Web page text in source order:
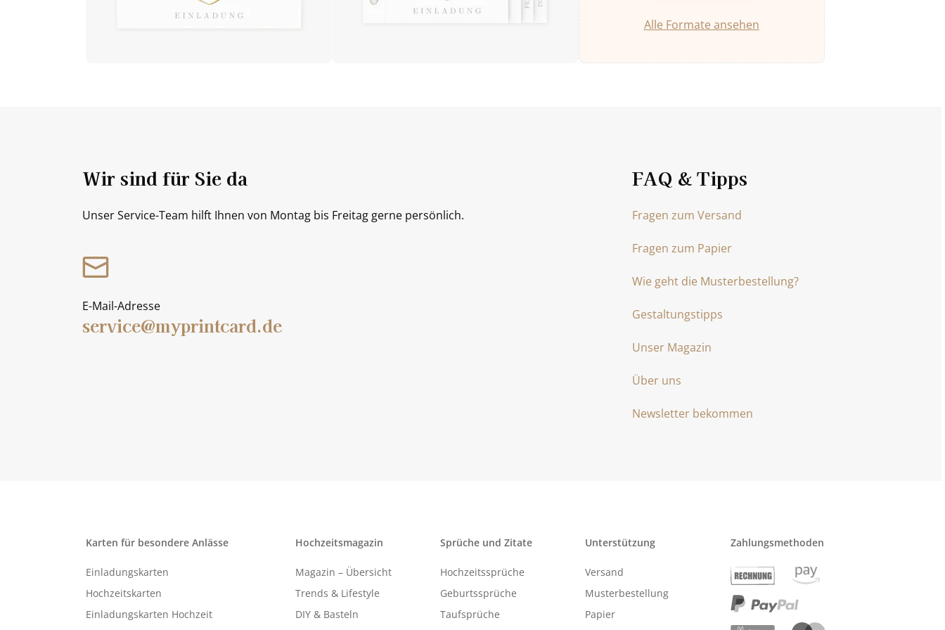
Alle Formate ansehen
FAQ & Tipps
Fragen zum Versand
Fragen zum Papier
Wie geht die Musterbestellung?
Gestaltungstipps
Unser Magazin
Über uns
Newsletter bekommen
Wir sind für Sie da
Unser Service-Team hilft Ihnen von Montag bis Freitag gerne persönlich.
E-Mail-Adresse
service@myprintcard.de
Karten für besondere Anlässe
Einladungskarten
Hochzeitskarten
Einladungskarten Hochzeit
Hochzeitsmagazin
Magazin – Übersicht
Trends & Lifestyle
DIY & Basteln
Sprüche und Zitate
Hochzeitssprüche
Geburtssprüche
Taufsprüche
Unterstützung
Versand
Musterbestellung
Papier
Zahlungsmethoden